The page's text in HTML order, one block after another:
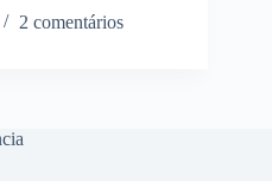
2 comentários